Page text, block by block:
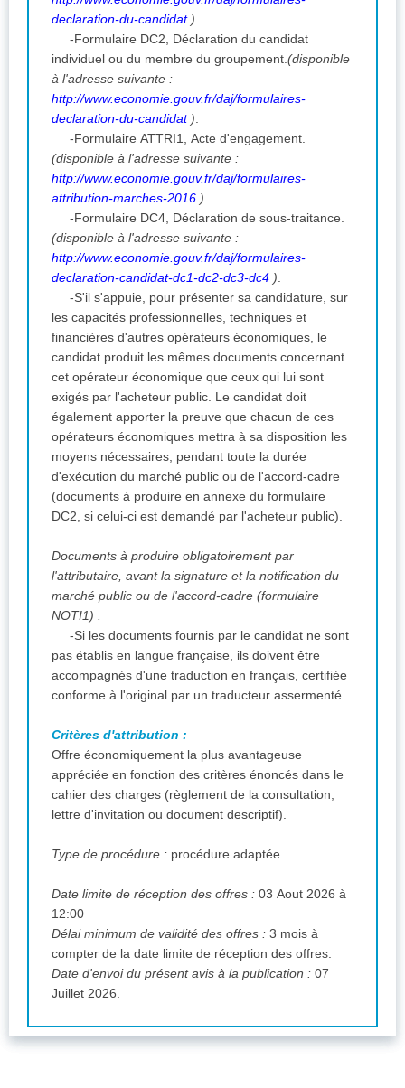
declaration-du-candidat)
-Formulaire DC2, Déclaration du candidat
individuel ou du membre du groupement. (disponible
à l'adresse suivante :
http://www.economie.gouv.fr/daj/formulaires-
declaration-du-candidat)
-Formulaire ATTRI1, Acte d'engagement.
(disponible à l'adresse suivante :
http://www.economie.gouv.fr/daj/formulaires-
attribution-marches-2016 )
-Formulaire DC4, Déclaration de sous-traitance.
(disponible à l'adresse suivante :
http://www.economie.gouv.fr/daj/formulaires-
declaration-candidat-dc1-dc2-dc3-dc4 )
-S'il s'appuie, pour présenter sa candidature, sur
les capacités professionnelles, techniques et
financières d'autres opérateurs économiques, le
candidat produit les mêmes documents concernant
cet opérateur économique que ceux qui lui sont
exigés par l'acheteur public. Le candidat doit
également apporter la preuve que chacun de ces
opérateurs économiques mettra à sa disposition les
moyens nécessaires, pendant toute la durée
d'exécution du marché public ou de l'accord-cadre
(documents à produire en annexe du formulaire
DC2, si celui-ci est demandé par l'acheteur public).
Documents à produire obligatoirement par
l'attributaire, avant la signature et la notification du
marché public ou de l'accord-cadre (formulaire
NOTI1) :
-Si les documents fournis par le candidat ne sont
pas établis en langue française, ils doivent être
accompagnés d'une traduction en français, certifiée
conforme à l'original par un traducteur assermenté.
Critères d'attribution :
Offre économiquement la plus avantageuse
appréciée en fonction des critères énoncés dans le
cahier des charges (règlement de la consultation,
lettre d'invitation ou document descriptif).
Type de procédure : procédure adaptée.
Date limite de réception des offres : 03 Aout 2026 à
12:00
Délai minimum de validité des offres : 3 mois à
compter de la date limite de réception des offres.
Date d'envoi du présent avis à la publication : 07
Juillet 2026.